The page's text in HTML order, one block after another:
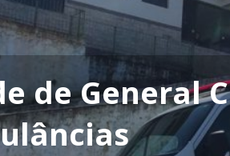
de General